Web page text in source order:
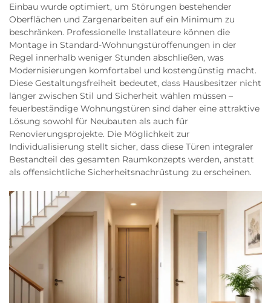
Einbau wurde optimiert, um Störungen bestehender
Oberflächen und Zargenarbeiten auf ein Minimum zu
beschränken. Professionelle Installateure können die
Montage in Standard-Wohnungstüroffenungen in der
Regel innerhalb weniger Stunden abschließen, was
Modernisierungen komfortabel und kostengünstig macht.
Diese Gestaltungsfreiheit bedeutet, dass Hausbesitzer nicht
länger zwischen Stil und Sicherheit wählen müssen –
feuerbeständige Wohnungstüren sind daher eine attraktive
Lösung sowohl für Neubauten als auch für
Renovierungsprojekte. Die Möglichkeit zur
Individualisierung stellt sicher, dass diese Türen integraler
Bestandteil des gesamten Raumkonzepts werden, anstatt
als offensichtliche Sicherheitsnachrüstung zu erscheinen.